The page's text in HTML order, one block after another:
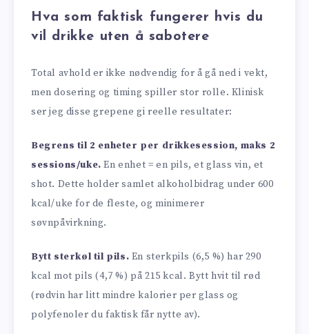
Hva som faktisk fungerer hvis du
vil drikke uten å sabotere
Total avhold er ikke nødvendig for å gå ned i vekt,
men dosering og timing spiller stor rolle. Klinisk
ser jeg disse grepene gi reelle resultater:
Begrens til 2 enheter per drikkesession, maks 2
sessions/uke. En enhet = en pils, et glass vin, et
shot. Dette holder samlet alkoholbidrag under 600
kcal/uke for de fleste, og minimerer
søvnpåvirkning.
Bytt sterkøl til pils. En sterkpils (6,5 %) har 290
kcal mot pils (4,7 %) på 215 kcal. Bytt hvit til rød
(rødvin har litt mindre kalorier per glass og
polyfenoler du faktisk får nytte av).